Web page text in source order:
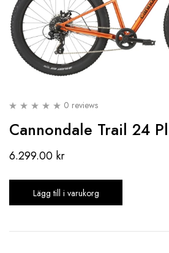
0 reviews
Cannondale Trail 24
6.299.00 kr
Lägg till i varukorg